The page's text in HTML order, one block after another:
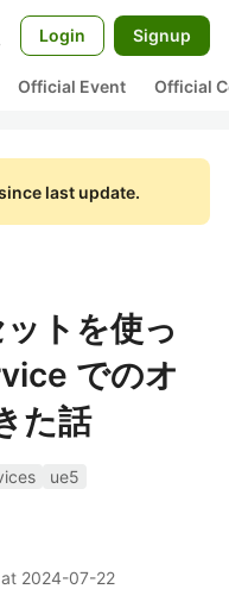
Login Signup
Official Event Official
last update.
トを使っ
でのオ
た話
ue5
2024-07-22